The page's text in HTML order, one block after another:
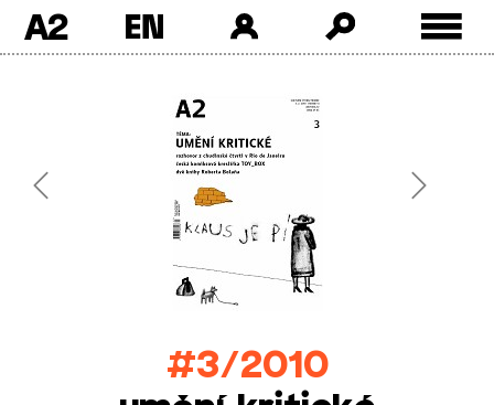
A2
Previous Next
#3/2010